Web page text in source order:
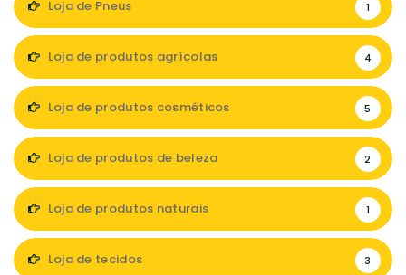
Loja de Pneus 1
Loja de produtos agrícolas 4
Loja de produtos cosméticos 5
Loja de produtos de beleza 2
Loja de produtos naturais 1
Loja de tecidos 3